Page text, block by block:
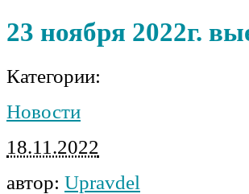
23 ноября 2022г.
Категории:
Новости
18.11.2022
автор: Upravdel